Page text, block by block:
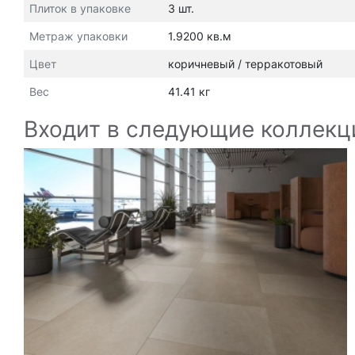
Плиток в упаковке 3 шт.
Метраж упаковки 1.9200 кв.м
Цвет коричневый / терракотовый
Вес 41.41 кг
Входит в следующие